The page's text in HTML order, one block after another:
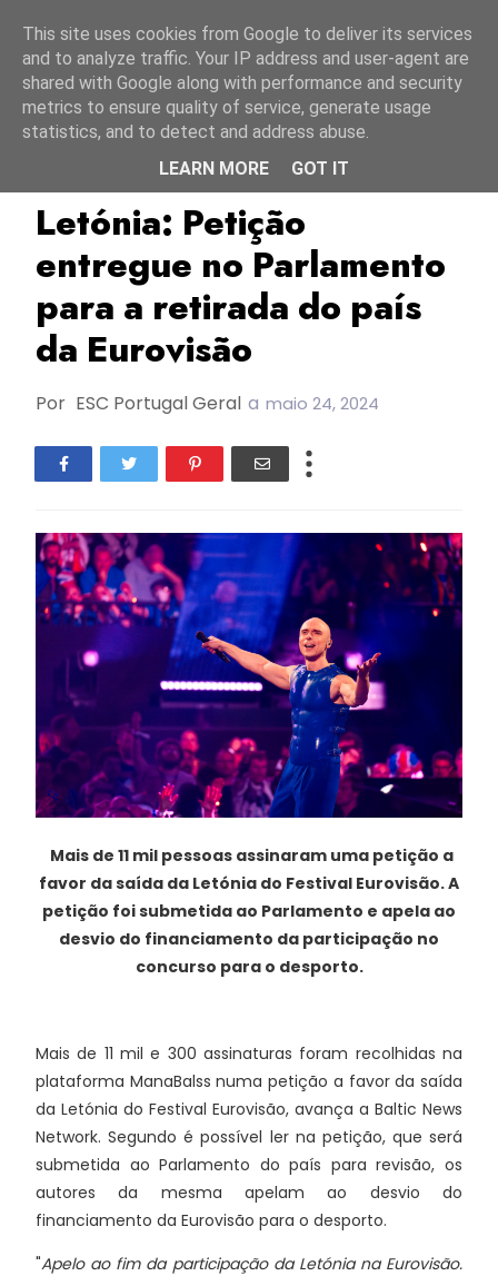
TOP
Letónia: Petição
entregue no Parlamento
para a retirada do país
da Eurovisão
Por ESC Portugal Geral a maio 24, 2024
Mais de 11 mil pessoas assinaram uma petição a
favor da saída da Letónia do Festival Eurovisão. A
petição foi submetida ao Parlamento e apela ao
desvio do financiamento da participação no
concurso para o desporto.
Mais de 11 mil e 300 assinaturas foram recolhidas na
plataforma ManaBalss numa petição a favor da saída
da Letónia do Festival Eurovisão, avança a Baltic News
Network. Segundo é possível ler na petição, que será
submetida ao Parlamento do país para revisão, os
autores da mesma apelam ao desvio do
financiamento da Eurovisão para o desporto.
"Apelo ao fim da participação da Letónia na Eurovisão.
This site uses cookies from Google to deliver its services
and to analyze traffic. Your IP address and user-agent are
shared with Google along with performance and security
metrics to ensure quality of service, generate usage
statistics, and to detect and address abuse.
LEARN MORE
GOT IT